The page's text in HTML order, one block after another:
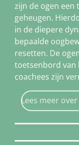
zijn de ogen
geheugen.
in de diepere
bepaalde
resetten. De
toetsenbord van
coachees zijn
Lees meer